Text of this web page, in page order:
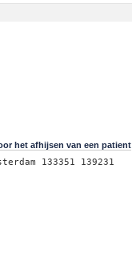
het afhijsen van een patient
133351 139231